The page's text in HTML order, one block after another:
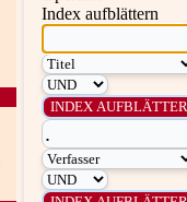
Index aufblättern